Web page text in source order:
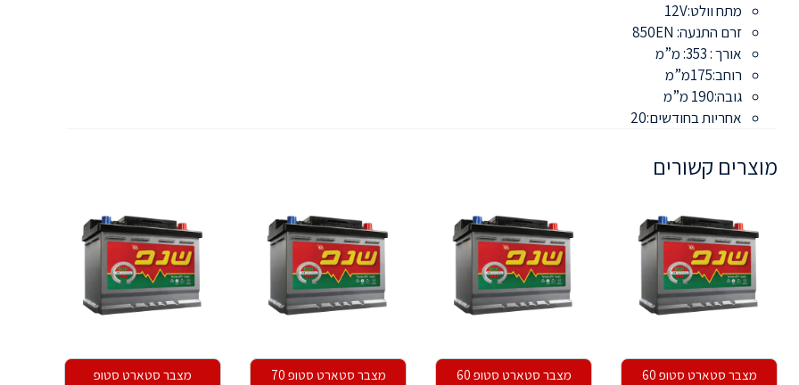
מתח וולט:12V
זרם התנעה: 850EN
אורך : 353: מ”מ
רוחב:175מ”מ
גובה:190 מ”מ
אחריות בחודשים:20
מוצרים קשורים
מצבר סטארט סטופ 60
מצבר סטארט סטופ 60
מצבר סטארט סטופ 70
מצבר סטארט סטופ